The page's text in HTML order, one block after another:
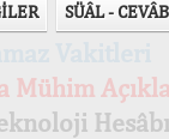
SÜÂL - CEVÂB
Mühim